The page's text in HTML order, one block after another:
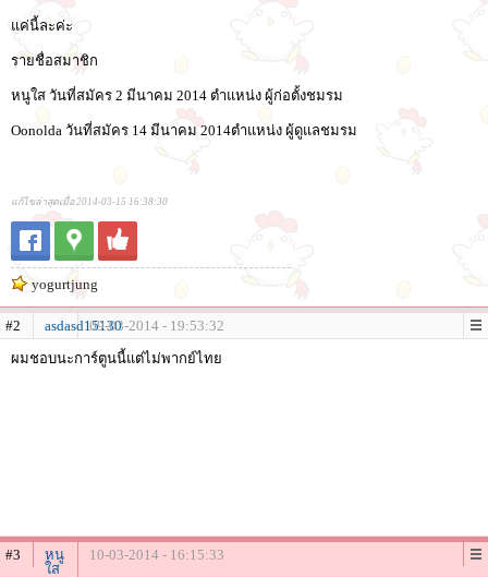
แค่นี้ละค่ะ
รายชื่อสมาชิก
หนูใส วันที่สมัคร 2 มีนาคม 2014 ตำแหน่ง ผู้ก่อตั้งชมรม
Oonolda วันที่สมัคร 14 มีนาคม 2014ตำแหน่ง ผู้ดูแลชมรม
แก้ไขล่าสุดเมื่อ 2014-03-15 16:38:30
yogurtjung
#2 asdasd1513009-03-2014 - 19:53:32
ผมชอบนะการ์ตูนนี้แต่ไม่พากย์ไทย
#3
หนู
ใส
10-03-2014 - 16:15:33